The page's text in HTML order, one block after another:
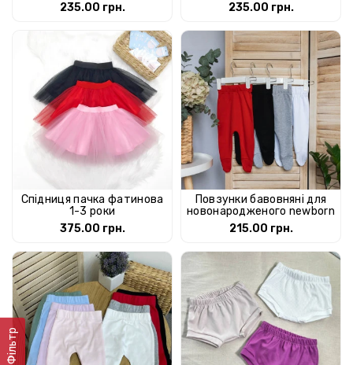
Фільтр
235.00 грн.
235.00 грн.
Спідниця пачка фатинова
1-3 роки
375.00 грн.
Повзунки бавовняні для
новонародженого newborn
215.00 грн.